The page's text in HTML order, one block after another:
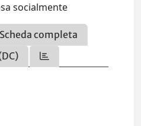
socialmente
Scheda completa